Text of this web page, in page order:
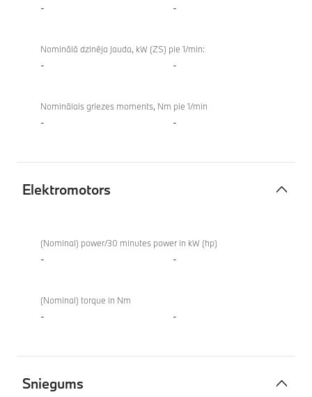
- -
Nominālā dzinēja jauda, kW (ZS) pie 1/min:
- -
Nominālais griezes moments, Nm pie 1/min
- -
Elektromotors
(Nominal) power/30 minutes power in kW (hp)
- -
(Nominal) torque in Nm
- -
Sniegums